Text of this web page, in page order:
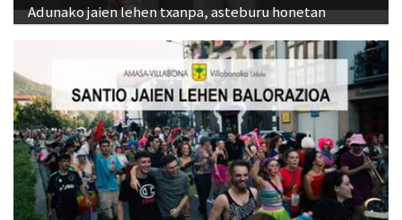
Adunako jaien lehen txanpa, asteburu honetan